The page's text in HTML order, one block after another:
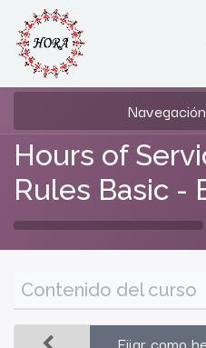
Navegación
Hours of
Rules Basic -
Contenido del curso